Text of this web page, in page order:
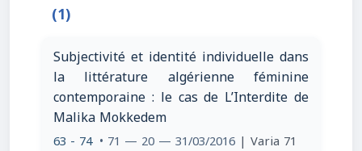
(1)
Subjectivité et identité individuelle dans
la littérature algérienne féminine
contemporaine : le cas de L’Interdite de
Malika Mokkedem
63 - 74 • 71 — 20 — 31/03/2016 | Varia 71